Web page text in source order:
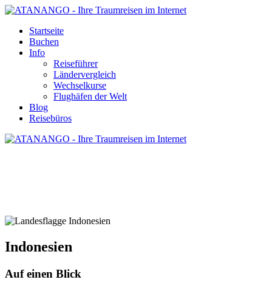
Startseite
Buchen
Info
Reiseführer
Ländervergleich
Wechselkurse
Flughäfen der Welt
Blog
Reisebüros
Indonesien
Auf einen Blick